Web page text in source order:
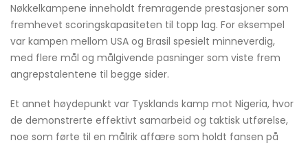
Nøkkelkampene inneholdt fremragende prestasjoner som
fremhevet scoringskapasiteten til topp lag. For eksempel
var kampen mellom USA og Brasil spesielt minneverdig,
med flere mål og målgivende pasninger som viste frem
angrepstalentene til begge sider.
Et annet høydepunkt var Tysklands kamp mot Nigeria, hvor
de demonstrerte effektivt samarbeid og taktisk utførelse,
noe som førte til en målrik affære som holdt fansen på